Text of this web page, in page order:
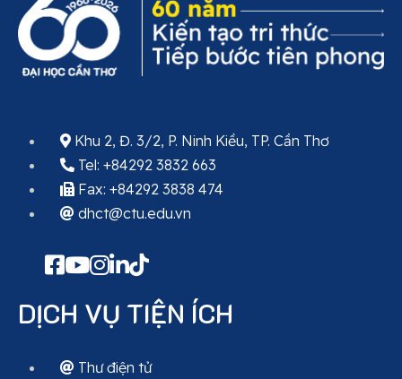
Khu 2, Đ. 3/2, P. Ninh Kiều, TP. Cần Thơ
Tel: +84292 3832 663
Fax: +84292 3838 474
dhct@ctu.edu.vn
DỊCH VỤ TIỆN ÍCH
Thư điện tử